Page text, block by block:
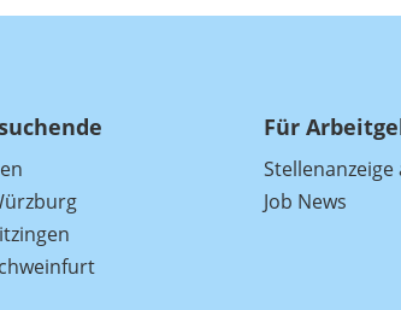
Für
Stellenanzeige
Job News